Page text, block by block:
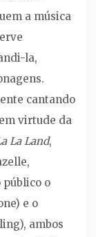
a música
la,
cantando
virtude da
La Land,
público o
e o
ambos